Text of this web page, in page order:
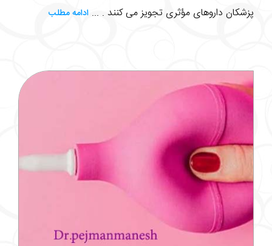
پزشکان داروهای مؤثری تجویز می کنند . ... ادامه مطلب